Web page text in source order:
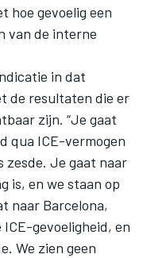
hoe gevoelig een
van de interne
in dat
de resultaten die er
zijn. “Je gaat
qua ICE-vermogen
zesde. Je gaat naar
is, en we staan op
naar Barcelona,
gevoeligheid, en
We zien geen